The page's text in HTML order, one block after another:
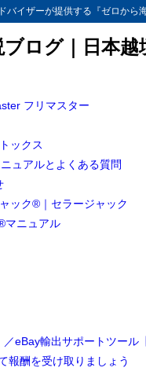
イザーが提供する『ゼロか
ログ｜日本越
フリマスター
ックス
ュアルとよくある質問
ック®｜セラージャック
マニュアル
eBay輸出サポートツール
報酬を受け取りましょう
輸出】グーグルクロー
ライバルセラーをまねして月
グーグル拡張機能 crxMouseと
め